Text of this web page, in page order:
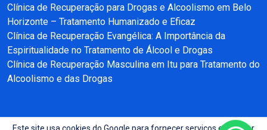
Clínica de Recuperação para Drogas e Alcoolismo em Belo
Horizonte – Tratamento Humanizado e Eficaz
Clínica de Recuperação Evangélica: A Importância da
Espiritualidade no Tratamento de Álcool e Drogas
Clínica de Recuperação Masculina em Itu para Tratamento do
Alcoolismo e das Drogas